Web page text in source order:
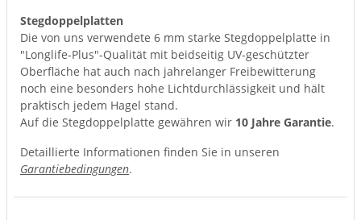
Stegdoppelplatten
Die von uns verwendete 6 mm starke Stegdoppelplatte in
"Longlife-Plus"-Qualität mit beidseitig UV-geschützter
Oberfläche hat auch nach jahrelanger Freibewitterung
noch eine besonders hohe Lichtdurchlässigkeit und hält
praktisch jedem Hagel stand.
Auf die Stegdoppelplatte gewähren wir 10 Jahre Garantie.
Detaillierte Informationen finden Sie in unseren
Garantiebedingungen.